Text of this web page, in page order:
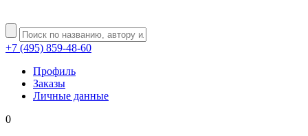
+7 (495) 859-48-60
Профиль
Заказы
Личные данные
0